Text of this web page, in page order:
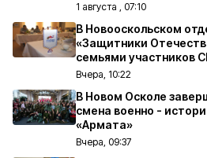
1 августа , 07:10
В Новооскольском
«Защитники
семьями участников
Вчера, 10:22
В Новом Осколе
смена военно -
«Армата»
Вчера, 09:37